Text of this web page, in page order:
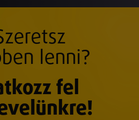
lenni?
fel